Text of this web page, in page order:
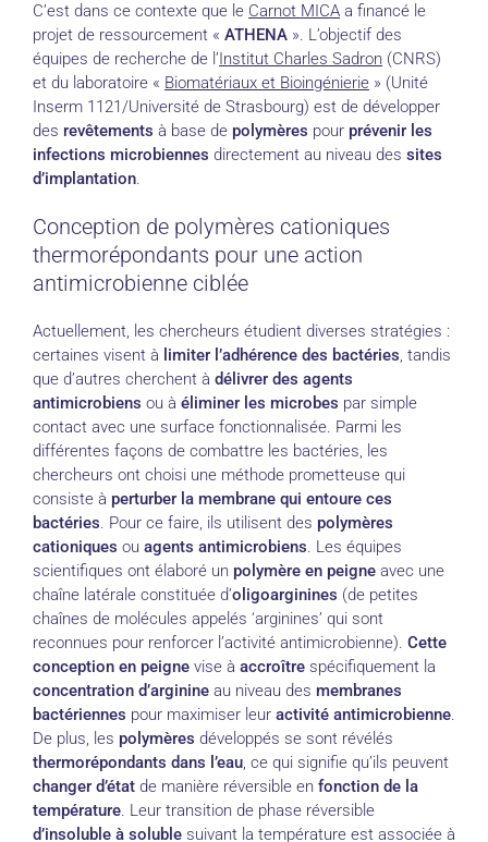
C’est dans ce contexte que le Carnot MICA a financé le
projet de ressourcement « ATHENA ». L’objectif des
équipes de recherche de l’Institut Charles Sadron (CNRS)
et du laboratoire « Biomatériaux et Bioingénierie » (Unité
Inserm 1121/Université de Strasbourg) est de développer
des revêtements à base de polymères pour prévenir les
infections microbiennes directement au niveau des sites
d’implantation.
Conception de polymères cationiques
thermorépondants pour une action
antimicrobienne ciblée
Actuellement, les chercheurs étudient diverses stratégies :
certaines visent à limiter l’adhérence des bactéries, tandis
que d’autres cherchent à délivrer des agents
antimicrobiens ou à éliminer les microbes par simple
contact avec une surface fonctionnalisée. Parmi les
différentes façons de combattre les bactéries, les
chercheurs ont choisi une méthode prometteuse qui
consiste à perturber la membrane qui entoure ces
bactéries. Pour ce faire, ils utilisent des polymères
cationiques ou agents antimicrobiens. Les équipes
scientifiques ont élaboré un polymère en peigne avec une
chaîne latérale constituée d’oligoarginines (de petites
chaînes de molécules appelés ‘arginines’ qui sont
reconnues pour renforcer l’activité antimicrobienne). Cette
conception en peigne vise à accroître spécifiquement la
concentration d’arginine au niveau des membranes
bactériennes pour maximiser leur activité antimicrobienne.
De plus, les polymères développés se sont révélés
thermorépondants dans l’eau, ce qui signifie qu’ils peuvent
changer d’état de manière réversible en fonction de la
température. Leur transition de phase réversible
d’insoluble à soluble suivant la température est associée à